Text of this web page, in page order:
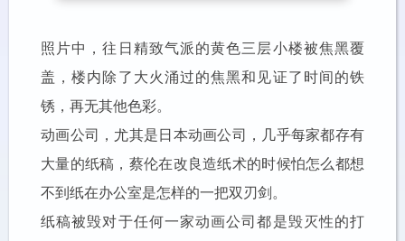
照片中，往日精致气派的黄色三层小楼被焦黑覆
盖，楼内除了大火涌过的焦黑和见证了时间的铁
锈，再无其他色彩。
动画公司，尤其是日本动画公司，几乎每家都存有
大量的纸稿，蔡伦在改良造纸术的时候怕怎么都想
不到纸在办公室是怎样的一把双刃剑。
纸稿被毁对于任何一家动画公司都是毁灭性的打